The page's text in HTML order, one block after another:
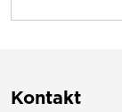
Kontakt